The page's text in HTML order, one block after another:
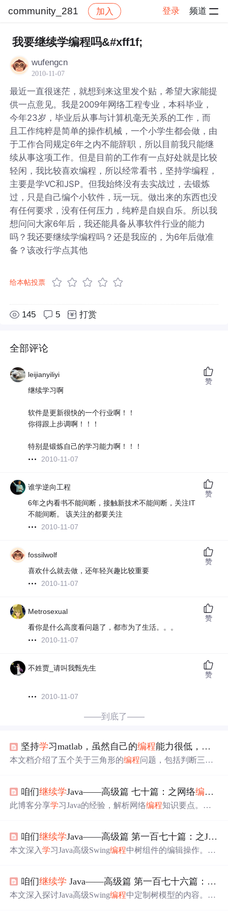
community_281 加入 登录 频道
社区 community_281 帖子详情
我要继续学编程吗&#xff1f;
wufengcn
2010-11-07
最近一直很迷茫，就想到来这里发个贴，希望大家能提
供一点意见。我是2009年网络工程专业，本科毕业，
今年23岁，毕业后从事与计算机毫无关系的工作，而
且工作纯粹是简单的操作机械，一个小学生都会做，由
于工作合同规定6年之内不能辞职，所以目前我只能继
续从事这项工作。但是目前的工作有一点好处就是比较
轻闲，我比较喜欢编程，所以经常看书，坚持学编程，
主要是学VC和JSP。但我始终没有去实战过，去锻炼
过，只是自己编个小软件，玩一玩。做出来的东西也没
有任何要求，没有任何压力，纯粹是自娱自乐。所以我
想问问大家6年后，我还能具备从事软件行业的能力
吗？我还要继续学编程吗？还是我应的，为6年后做准
备？该改行学点其他
给本帖投票
145 5 打赏
全部评论
leijianyiliyi
继续学习啊
软件是更新很快的一个行业啊！！
你得跟上步调啊！！！
特别是锻炼自己的学习能力啊！！！
2010-11-07
赞
谁学逆向工程
6年之内看书不能间断，接触新技术不能间断，关注IT
不能间断。 该关注的都要关注
2010-11-07
赞
fossilwolf
喜欢什么就去做，还年轻兴趣比较重要
2010-11-07
赞
Metrosexual
看你是什么高度看问题了，都市为了生活。。。
2010-11-07
赞
不姓贾_请叫我甄先生
2010-11-07
赞
——到底了——
坚持学习matlab，虽然自己的编程能力很低，但是我还是要
本文档介绍了五个关于三角形的编程问题，包括判断三角
长。涉及了三角形性质、几何计算和编程技巧。
咱们继续学Java——高级篇 七十篇：之网络编程
此博客分享学习Java的经验，解析网络编程知识要点。介
nnection获取Web资源信息的步骤，并给出代码实例，为开
发网络应用奠定基础。
咱们继续学Java——高级篇 第一百七十篇：之Java高级Swing
本文深入学习Java高级Swing编程中树组件的编辑操作。介
编辑操作的实现，如添加、删除和修改节点，并给出相应
代码示例，可使树组件更具动态性和交互性。
咱们继续学 Java——高级篇 第一百七十六篇：之 Java 高级 Swing
本文深入探讨Java高级Swing编程中定制树模型的内容。介